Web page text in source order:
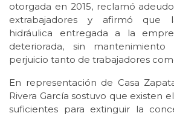
otorgada en 2015, reclamó
extrabajadores y afirmó que
hidráulica entregada a la
deteriorada, sin
perjuicio tanto de trabajadores
En representación de Casa
Rivera García sostuvo que existen
suficientes para extinguir la